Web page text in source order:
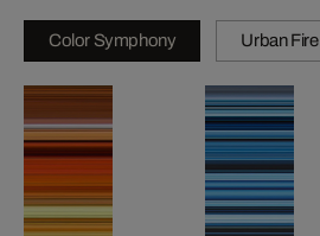
Color Symphony Urban Fire